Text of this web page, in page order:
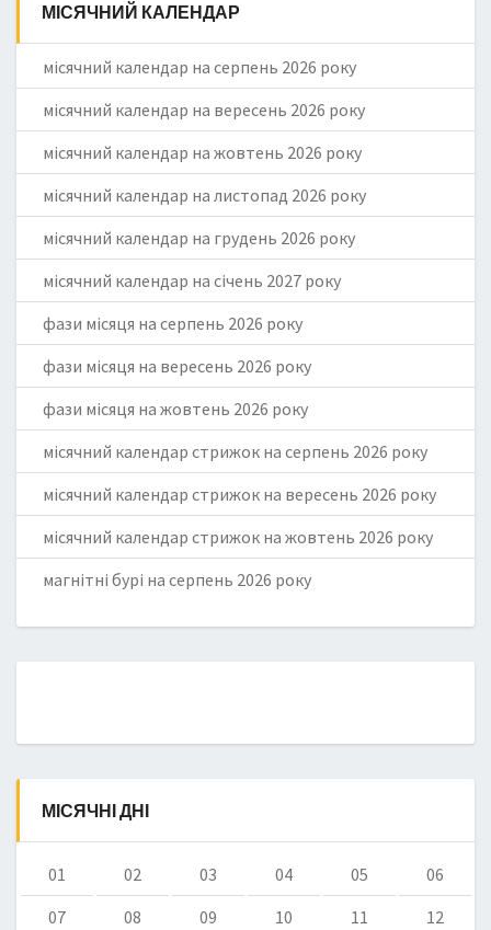
МІСЯЧНИЙ КАЛЕНДАР
місячний календар на серпень 2026 року
місячний календар на вересень 2026 року
місячний календар на жовтень 2026 року
місячний календар на листопад 2026 року
місячний календар на грудень 2026 року
місячний календар на січень 2027 року
фази місяця на серпень 2026 року
фази місяця на вересень 2026 року
фази місяця на жовтень 2026 року
місячний календар стрижок на серпень 2026 року
місячний календар стрижок на вересень 2026 року
місячний календар стрижок на жовтень 2026 року
магнітні бурі на серпень 2026 року
МІСЯЧНІ ДНІ
01 02 03 04 05
06
07
08 09 10 11
12